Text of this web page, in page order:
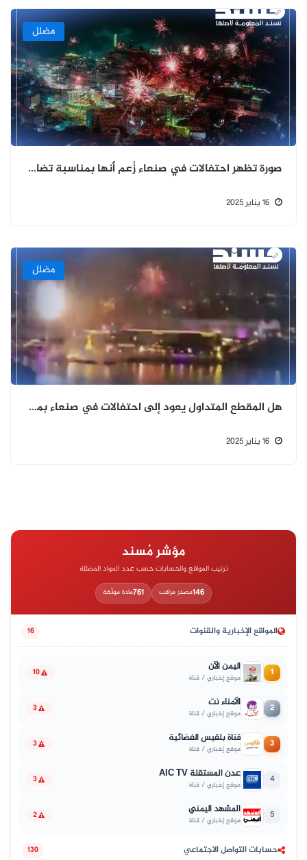
مضلل
صورة تظهر احتفالات في صنعاء زُعم أنها بمناسبة تضامنها مع غزة. ما حقيقتها؟
مضلل
هل المقطع المتداول يعود إلى احتفالات في صنعاء بمناسبة وقف إطلاق النار في غزة؟
مؤشر مُسند
ترتيب المواقع والحسابات حسب عدد المواد المضللة
146مصدر مراقب 761مادة موثّقة
المواقع الإخبارية والقنوات 16
1 اليمن الآن
موقع إخباري / قناة 10
2 الأمناء نت
موقع إخباري / قناة 3
3 قناة بلقيس الفضائية
موقع إخباري / قناة 3
4 عدن المستقلة AIC TV
موقع إخباري / قناة 3
5 المشهد اليمني
موقع إخباري / قناة 2
حسابات التواصل الاجتماعي 130